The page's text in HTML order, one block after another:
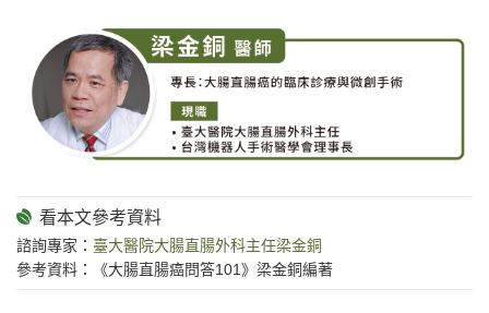
諮詢專家： 臺大醫院大腸直腸外科主任梁金銅
參考資料：《大腸直腸癌問答101》梁金銅編著